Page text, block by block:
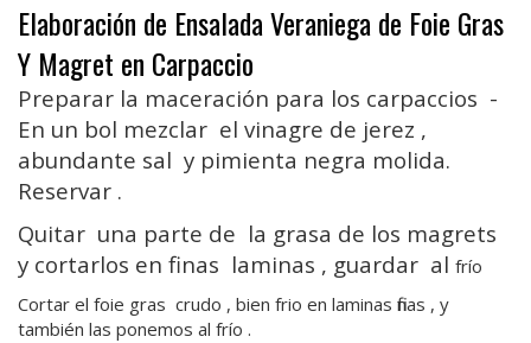
Elaboración de Ensalada Veraniega de Foie Gras
Y Magret en Carpaccio
Preparar la maceración para los carpaccios -
En un bol mezclar el vinagre de jerez ,
abundante sal y pimienta negra molida.
Reservar .
Quitar una parte de la grasa de los magrets
y cortarlos en finas laminas , guardar al frío
Cortar el foie gras crudo , bien frio en laminas finas , y
también las ponemos al frío .